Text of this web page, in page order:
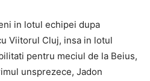
in lotul echipei dupa
Viitorul Cluj, insa in lotul
pentru meciul de la Beius,
unsprezece, Jadon